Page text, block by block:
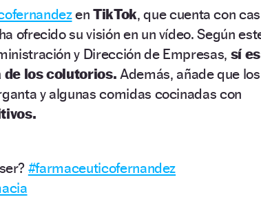
enTikTok, que cuenta con
ofrecido su visión en un vídeo. Según
y Dirección de Empresas, sí es
de los colutorios. Además, añade que los
y algunas comidas cocinadas con
#farmaceuticofernandez